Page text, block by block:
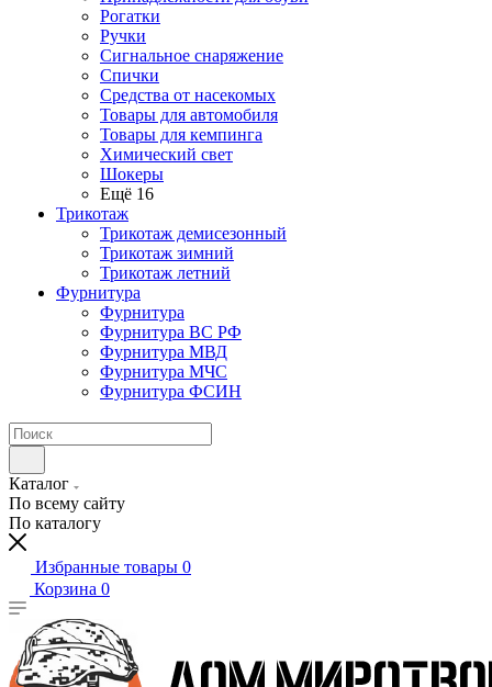
Рогатки
Ручки
Сигнальное снаряжение
Спички
Средства от насекомых
Товары для автомобиля
Товары для кемпинга
Химический свет
Шокеры
Ещё 16
Трикотаж
Трикотаж демисезонный
Трикотаж зимний
Трикотаж летний
Фурнитура
Фурнитура
Фурнитура ВС РФ
Фурнитура МВД
Фурнитура МЧС
Фурнитура ФСИН
Каталог
По всему сайту
По каталогу
Избранные товары 0
Корзина 0